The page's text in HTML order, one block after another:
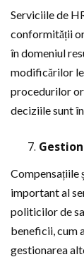
Serviciile de
conformității
în domeniul
modificărilor
procedurilor
deciziile sunt
Compensațiile
important al
politicilor de
beneficii, cum
gestionarea